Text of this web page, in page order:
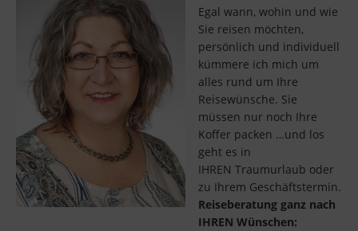
Egal wann, wohin und wie
Sie reisen möchten,
persönlich und individuell
kümmere ich mich um
alles rund um Ihre
Reisewünsche. Sie
müssen nur noch Ihre
Koffer packen …und los
geht es in
IHREN Traumurlaub oder
zu Ihrem Geschäftstermin.
Reiseberatung ganz nach
IHREN Wünschen: